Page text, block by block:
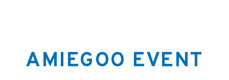
AMIEGOO EVENT